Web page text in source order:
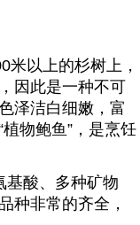
米以上的杉树上，
因此是一种不可
泽洁白细嫩，富
物鲍鱼”，是烹饪
基酸、多种矿物
种非常的齐全，